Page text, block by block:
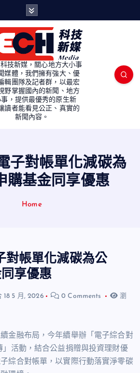
科技新媒，關心地方大小事
媒體，我們擁有強大、優
輯團隊及記者群，以最宏
野掌握國內的新聞、地方
，提供最優秀的原生新
讀者能看見公正、真實的
新聞內容。
子對帳單化減碳為
購基金同享優惠
Home
對帳單化減碳為公
享優惠
18 5 月, 2026 0 Comments
瀏
金融布局，今年續舉辦「電子綜合對
」活動，結合公益捐贈與投資理財優
綜合對帳單，以實際行動落實淨零碳